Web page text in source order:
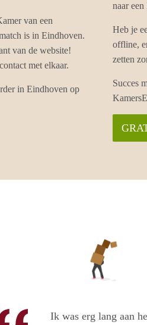
van een
is in Eindhoven.
van de website!
met elkaar.
in Eindhoven op
naar
Heb je
offline,
zetten
Succes
Ik was erg lang aan